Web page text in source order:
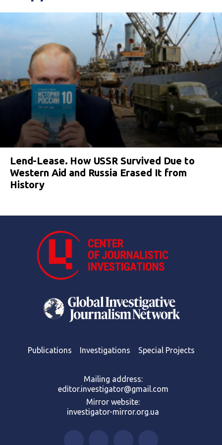
розповідав, що кримські судді дуже здібні
і швидко навчаться працювати на
окупанта. І навіть сам читав лекції,
присвячені російському законодавству та
роботі в нових умовах.
русских законов. Об этом есть приказ главы
Апеляционного суда, который на сайте
выложен.
Окупанти призначили на його місце іншу
людину, і вже 1 квітня – у день сміху –
влади. Довелося тікати на материкову
частину України. Там Чорнобук знову
перефарбувався. Позував у тилу зі зброєю,
Мовляв, журналісти все “перекрутили”. І
Lend-Lease. How USSR Survived Due to
Western Aid and Russia Erased It from
History
Publications Investigations Special Projects
Mailing address:
editor.investigator@gmail.com
Mirror website:
investigator-mirror.org.ua